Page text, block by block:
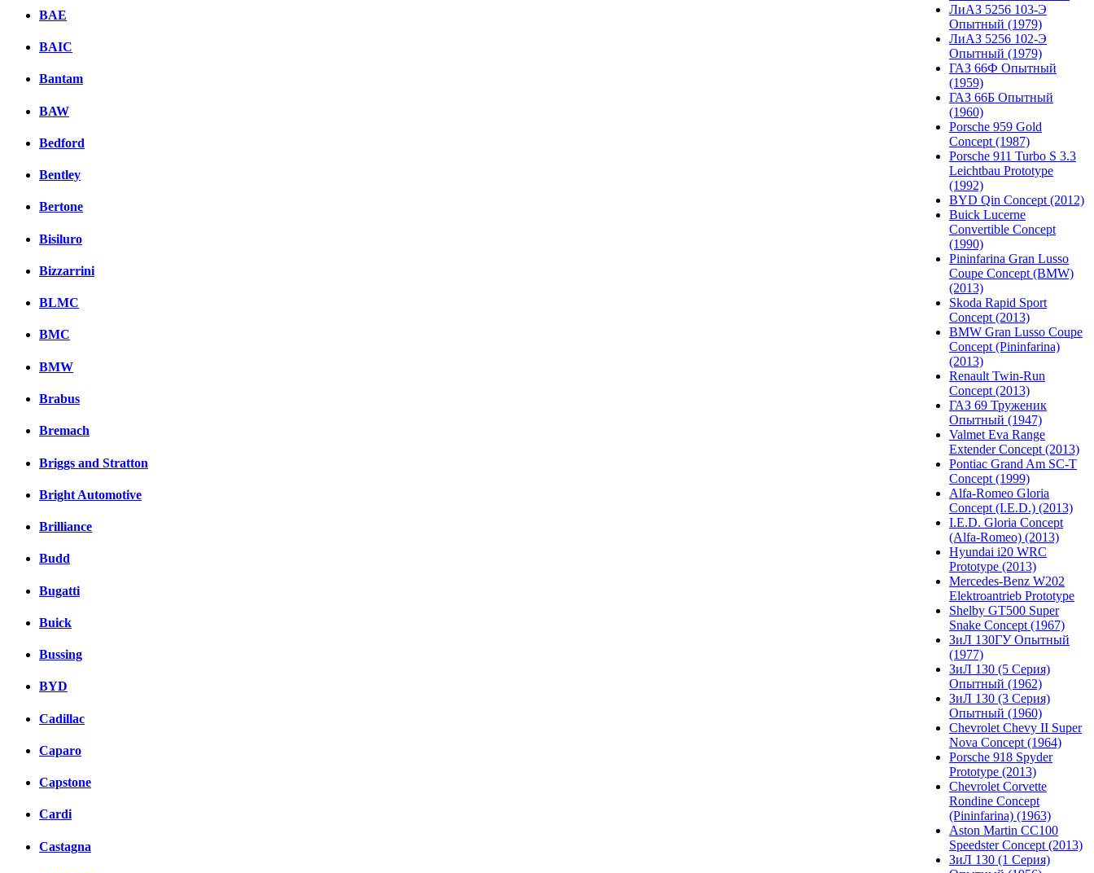
BAE
BAIC
Bantam
BAW
Bedford
Bentley
Bertone
Bisiluro
Bizzarrini
BLMC
BMC
BMW
Brabus
Bremach
Briggs and Stratton
Bright Automotive
Brilliance
Budd
Bugatti
Buick
Bussing
BYD
Cadillac
Caparo
Capstone
Cardi
Castagna
ЛиАЗ 5256 103-Э
Опытный (1979)
ЛиАЗ 5256 102-Э
Опытный (1979)
ГАЗ 66Ф Опытный
(1959)
ГАЗ 66Б Опытный
(1960)
Porsche 959 Gold
Concept (1987)
Porsche 911 Turbo S 3.3
Leichtbau Prototype
(1992)
BYD Qin Concept (2012)
Buick Lucerne
Convertible Concept
(1990)
Pininfarina Gran Lusso
Coupe Concept (BMW)
(2013)
Skoda Rapid Sport
Concept (2013)
BMW Gran Lusso Coupe
Concept (Pininfarina)
(2013)
Renault Twin-Run
Concept (2013)
ГАЗ 69 Труженик
Опытный (1947)
Valmet Eva Range
Extender Concept (2013)
Pontiac Grand Am SC-T
Concept (1999)
Alfa-Romeo Gloria
Concept (I.E.D.) (2013)
I.E.D. Gloria Concept
(Alfa-Romeo) (2013)
Hyundai i20 WRC
Prototype (2013)
Mercedes-Benz W202
Elektroantrieb Prototype
Shelby GT500 Super
Snake Concept (1967)
ЗиЛ 130ГУ Опытный
(1977)
ЗиЛ 130 (5 Серия)
Опытный (1962)
ЗиЛ 130 (3 Серия)
Опытный (1960)
Chevrolet Chevy II Super
Nova Concept (1964)
Porsche 918 Spyder
Prototype (2013)
Chevrolet Corvette
Rondine Concept
(Pininfarina) (1963)
Aston Martin CC100
Speedster Concept (2013)
ЗиЛ 130 (1 Серия)